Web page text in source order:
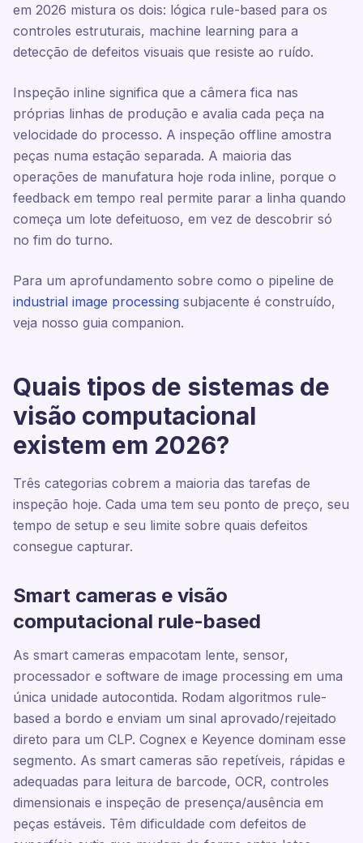
em 2026 mistura os dois: lógica rule-based para os
controles estruturais, machine learning para a
detecção de defeitos visuais que resiste ao ruído.
Inspeção inline significa que a câmera fica nas
próprias linhas de produção e avalia cada peça na
velocidade do processo. A inspeção offline amostra
peças numa estação separada. A maioria das
operações de manufatura hoje roda inline, porque o
feedback em tempo real permite parar a linha quando
começa um lote defeituoso, em vez de descobrir só
no fim do turno.
Para um aprofundamento sobre como o pipeline de
industrial image processing subjacente é construído,
veja nosso guia companion.
Quais tipos de sistemas de
visão computacional
existem em 2026?
Três categorias cobrem a maioria das tarefas de
inspeção hoje. Cada uma tem seu ponto de preço, seu
tempo de setup e seu limite sobre quais defeitos
consegue capturar.
Smart cameras e visão
computacional rule-based
As smart cameras empacotam lente, sensor,
processador e software de image processing em uma
única unidade autocontida. Rodam algoritmos rule-
based a bordo e enviam um sinal aprovado/rejeitado
direto para um CLP. Cognex e Keyence dominam esse
segmento. As smart cameras são repetíveis, rápidas e
adequadas para leitura de barcode, OCR, controles
dimensionais e inspeção de presença/ausência em
peças estáveis. Têm dificuldade com defeitos de